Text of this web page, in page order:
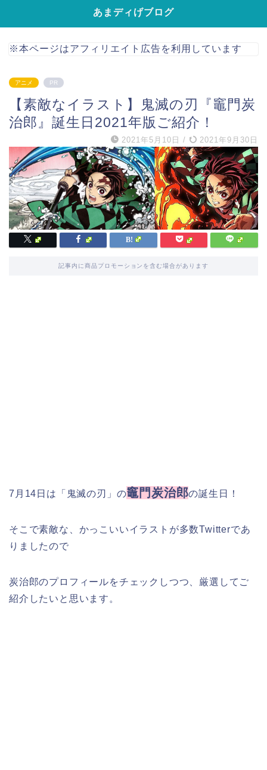
あまディげブログ
※本ページはアフィリエイト広告を利用しています
アニメ PR
【素敵なイラスト】鬼滅の刃『竈門炭
治郎』誕生日2021年版ご紹介！
2021年5月10日 / 2021年9月30日
記事内に商品プロモーションを含む場合があります
7月14日は「鬼滅の刃」の竈門炭治郎の誕生日！
そこで素敵な、かっこいいイラストが多数Twitterであ
りましたので
炭治郎のプロフィールをチェックしつつ、厳選してご
紹介したいと思います。